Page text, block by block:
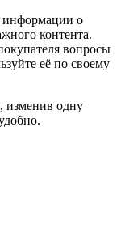
информации о
контента.
вопросы
её по своему
изменив одну